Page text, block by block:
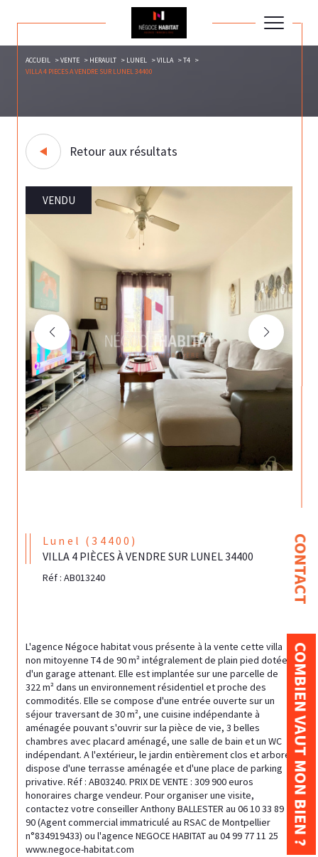
CONTACT
COMBIEN VAUT MON BIEN ?
ACCUEIL VENTE HERAULT LUNEL VILLA
T4
VILLA 4 PIECES A VENDRE SUR LUNEL 34400
Retour aux résultats
VENDU
Lunel (34400)
VILLA 4 PIÈCES À VENDRE SUR LUNEL 34400
Réf : AB013240
L'agence Négoce habitat vous présente à la vente cette villa
non mitoyenne T4 de 90 m² intégralement de plain pied dotée
d'un garage attenant. Elle est implantée sur une parcelle de
322 m² dans un environnement résidentiel et proche des
commodités. Elle se compose d'une entrée ouverte sur un
séjour traversant de 30 m², une cuisine indépendante à
aménagée pouvant s'ouvrir sur la pièce de vie, 3 belles
chambres avec placard aménagé, une salle de bain et un WC
indépendant. A l'extérieur, le jardin entièrement clos et arboré
dispose d'une terrasse aménagée et d'une place de parking
privative. Réf : AB03240. PRIX DE VENTE : 309 900 euros
honoraires charge vendeur. Pour organiser une visite,
contactez votre conseiller Anthony BALLESTER au 06 10 33 89
90 (Agent commercial immatriculé au RSAC de Montpellier
n°834919433) ou l'agence NEGOCE HABITAT au 04 99 77 11 25
www.negoce-habitat.com